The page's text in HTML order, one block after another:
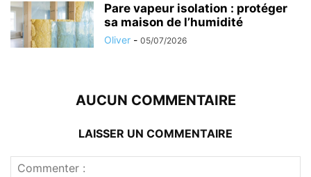
Pare vapeur isolation : protéger
sa maison de l’humidité
Oliver - 05/07/2026
AUCUN COMMENTAIRE
LAISSER UN COMMENTAIRE